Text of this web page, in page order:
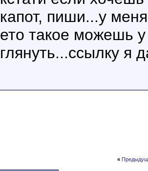
капот, пиши...у
ето такое можешь
глянуть...ссылку я
«